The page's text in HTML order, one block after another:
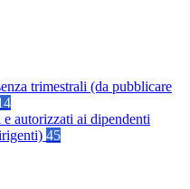
trimestrali (da pubblicare
autorizzati ai dipendenti
45